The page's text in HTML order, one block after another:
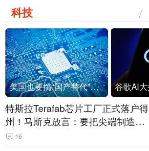
科技
美国也要搞“国产替代”？先算清三笔账
特斯拉Terafab芯片工厂正式落户得
州！马斯克放言：要把尖端制造带
回美国
16